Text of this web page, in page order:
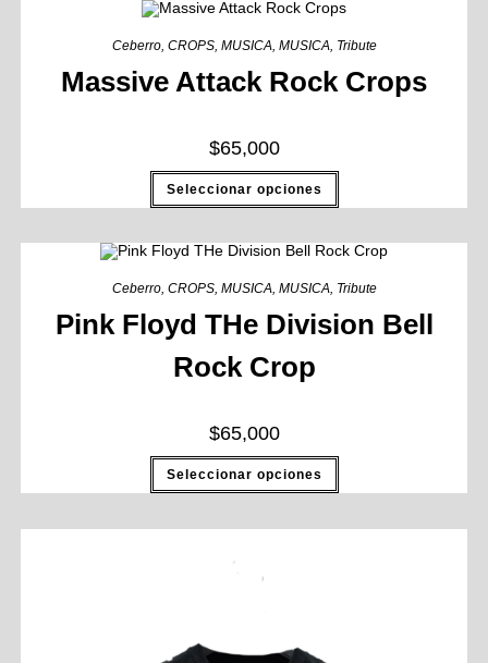
Ceberro, CROPS, MUSICA MUSICA Tribute
Massive Attack Rock Crops
$65,000
Seleccionar opciones
Ceberro, CROPS, MUSICA, MUSICA, Tribute
Pink Floyd THe Division Bell
Rock Crop
$65,000
Seleccionar opciones